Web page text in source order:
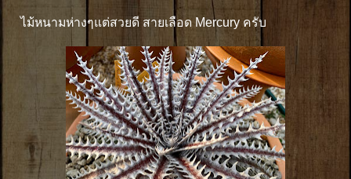
ไม้หนามห่างๆแต่สวยดี สายเลือด Mercury ครับ